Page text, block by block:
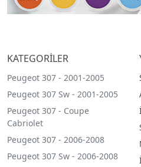
KATEGORİLER
Peugeot 307 - 2001-2005
Peugeot 307 Sw - 2001-2005
Peugeot 307 - Coupe
Cabriolet
Peugeot 307 - 2006-2008
Peugeot 307 Sw - 2006-2008